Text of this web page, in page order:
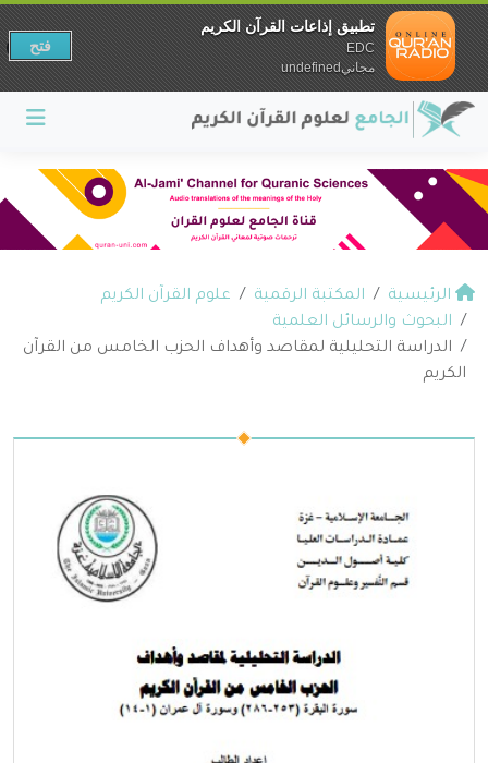
الرئيسية المكتبة الرقمية
علوم القرآن الكريم
البحوث والرسائل العلمية
الدراسة التحليلية لمقاصد وأهداف الحزب الخامس من القرآن
الكريم
تطبيق إذاعات القرآن الكريم
EDC
مجانيundefined
فتح